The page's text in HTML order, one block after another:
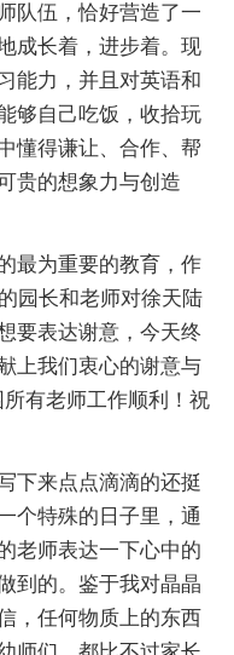
队伍，恰好营造了一
成长着，进步着。现
能力，并且对英语和
够自己吃饭，收拾玩
懂得谦让、合作、帮
贵的想象力与创造
最为重要的教育，作
园长和老师对徐天陆
要表达谢意，今天终
上我们衷心的谢意与
有老师工作顺利！祝
下来点点滴滴的还挺
个特殊的日子里，通
老师表达一下心中的
到的。鉴于我对晶晶
，任何物质上的东西